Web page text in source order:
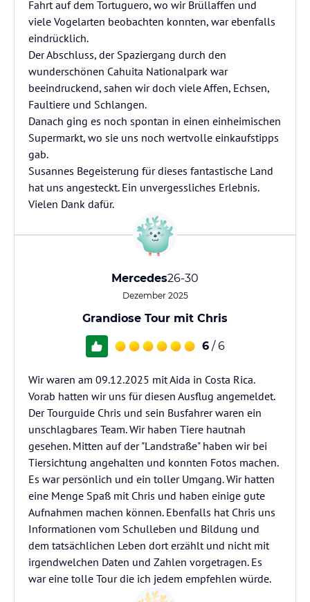
Fahrt auf dem Tortuguero, wo wir Brüllaffen und
viele Vogelarten beobachten konnten, war ebenfalls
eindrücklich.
Der Abschluss, der Spaziergang durch den
wunderschönen Cahuita Nationalpark war
beeindruckend, sahen wir doch viele Affen, Echsen,
Faultiere und Schlangen.
Danach ging es noch spontan in einen einheimischen
Supermarkt, wo sie uns noch wertvolle einkaufstipps
gab.
Susannes Begeisterung für dieses fantastische Land
hat uns angesteckt. Ein unvergessliches Erlebnis.
Vielen Dank dafür.
Mercedes26-30
Dezember 2025
Grandiose Tour mit Chris
6 / 6
Wir waren am 09.12.2025 mit Aida in Costa Rica.
Vorab hatten wir uns für diesen Ausflug angemeldet.
Der Tourguide Chris und sein Busfahrer waren ein
unschlagbares Team. Wir haben Tiere hautnah
gesehen. Mitten auf der "Landstraße" haben wir bei
Tiersichtung angehalten und konnten Fotos machen.
Es war persönlich und ein toller Umgang. Wir hatten
eine Menge Spaß mit Chris und haben einige gute
Aufnahmen machen können. Ebenfalls hat Chris uns
Informationen vom Schulleben und Bildung und
dem tatsächlichen Leben dort erzählt und nicht mit
irgendwelchen Daten und Zahlen vorgetragen. Es
war eine tolle Tour die ich jedem empfehlen würde.